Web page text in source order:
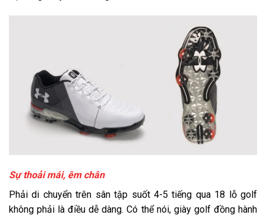
Sự thoải mái, êm chân
Phải di chuyển trên sân tập suốt 4-5 tiếng qua 18 lỗ golf
không phải là điều dễ dàng. Có thể nói, giày golf đồng hành